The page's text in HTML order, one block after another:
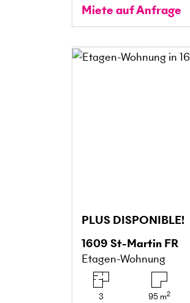
Miete auf Anfrage
PLUS DISPONIBLE!
1609 St-Martin FR
Etagen-Wohnung
3 95 m2